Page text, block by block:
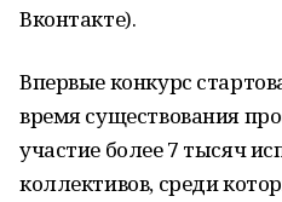
Вконтакте).
Впервые конкурс
время существования
участие более 7 тысяч
коллективов, среди